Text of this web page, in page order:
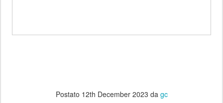
Postato 12th December 2023 da gc